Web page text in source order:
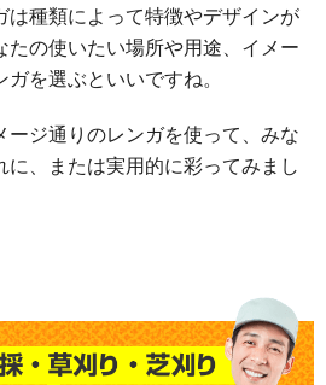
は種類によって特徴やデザインが
たの使いたい場所や用途、イメー
を選ぶといいですね。
ジ通りのレンガを使って、みな
に、または実用的に彩ってみまし